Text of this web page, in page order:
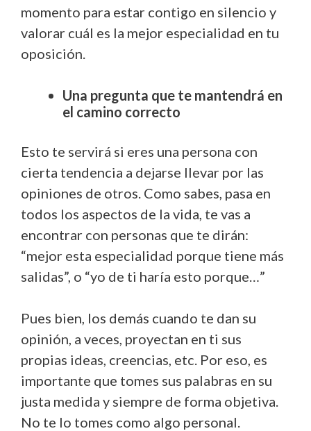
momento para estar contigo en silencio y
valorar cuál es la mejor especialidad en tu
oposición.
Una pregunta que te mantendrá en
el camino correcto
Esto te servirá si eres una persona con
cierta tendencia a dejarse llevar por las
opiniones de otros. Como sabes, pasa en
todos los aspectos de la vida, te vas a
encontrar con personas que te dirán:
“mejor esta especialidad porque tiene más
salidas”, o “yo de ti haría esto porque…”
Pues bien, los demás cuando te dan su
opinión, a veces, proyectan en ti sus
propias ideas, creencias, etc. Por eso, es
importante que tomes sus palabras en su
justa medida y siempre de forma objetiva.
No te lo tomes como algo personal.